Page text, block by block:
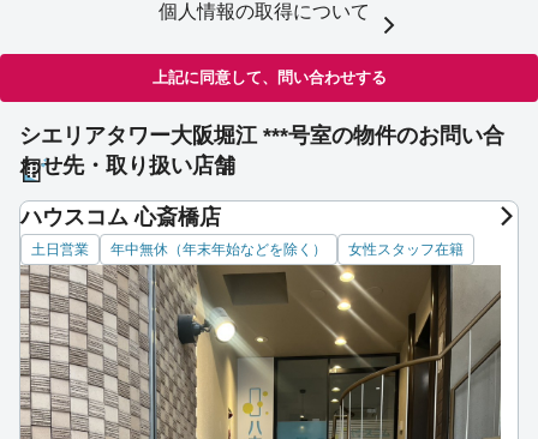
個人情報の取得について
上記に同意して、問い合わせする
シエリアタワー大阪堀江 ***号室の物件のお問い合
わせ先・取り扱い店舗
ハウスコム 心斎橋店
土日営業 年中無休（年末年始などを除く） 女性スタッフ在籍